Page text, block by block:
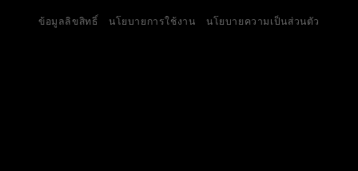
ข้อมูลลิขสิทธิ์ นโยบายการใช้งาน นโยบายความเป็นส่วนตัว